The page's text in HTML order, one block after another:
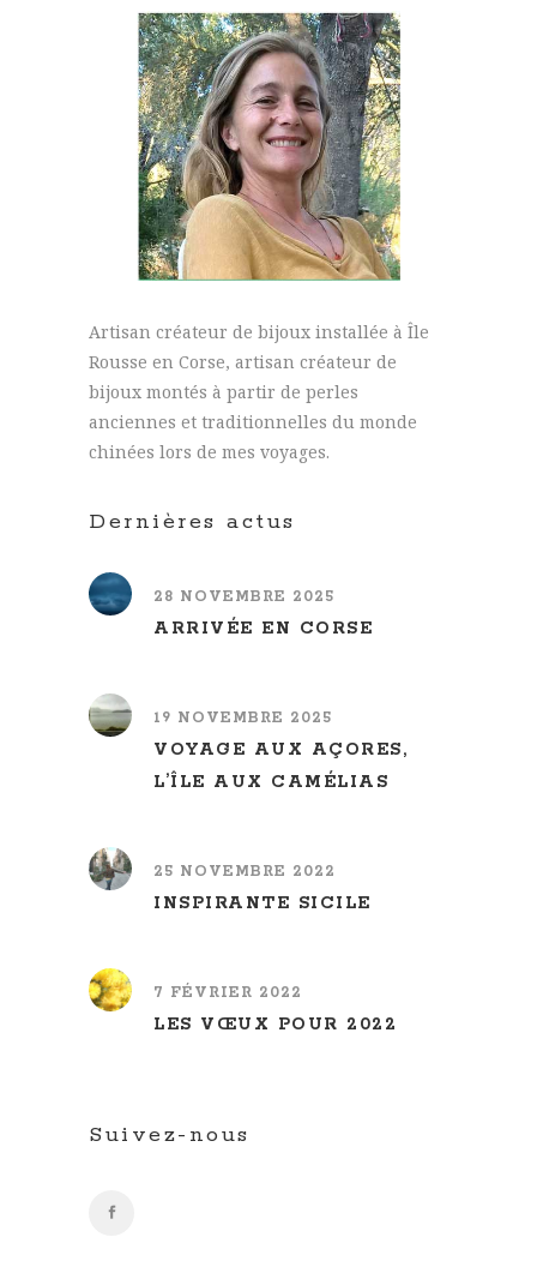
Artisan créateur de bijoux installée à Île
Rousse en Corse, artisan créateur de
bijoux montés à partir de perles
anciennes et traditionnelles du monde
chinées lors de mes voyages.
Dernières actus
28 NOVEMBRE 2025
ARRIVÉE EN CORSE
19 NOVEMBRE 2025
VOYAGE AUX AÇORES,
L’ÎLE AUX CAMÉLIAS
25 NOVEMBRE 2022
INSPIRANTE SICILE
7 FÉVRIER 2022
LES VŒUX POUR 2022
Suivez-nous